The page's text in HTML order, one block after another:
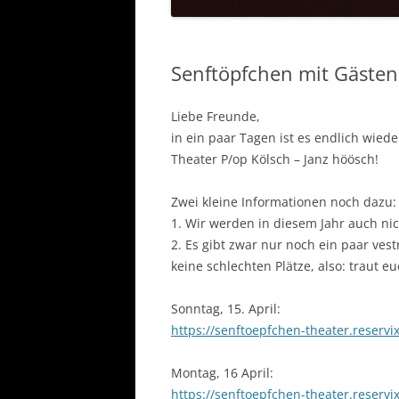
Senftöpfchen mit Gästen
Liebe Freunde,
in ein paar Tagen ist es endlich
Theater P/op Kölsch – Janz höösch!
Zwei kleine Informationen noch dazu:
1. Wir werden in diesem Jahr auch
2. Es gibt zwar nur noch ein paar
keine schlechten Plätze, also: traut
Sonntag, 15. April:
https://senftoepfchen-
Montag, 16 April:
https://senftoepfchen-